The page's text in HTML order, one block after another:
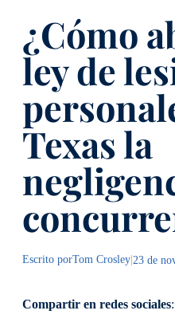
¿Cómo
ley de
Texas la
Escrito porTom Crosley|23 de
Compartir en redes sociales: